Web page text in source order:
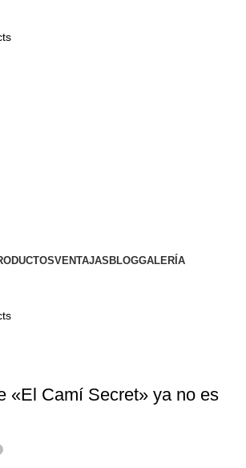
VENTAJAS BLOGGALERÍA
«El Camí Secret» ya no es